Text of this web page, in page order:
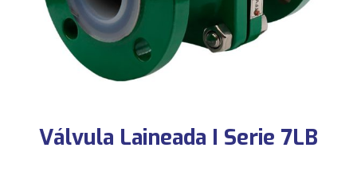
Válvula Laineada I Serie 7LB